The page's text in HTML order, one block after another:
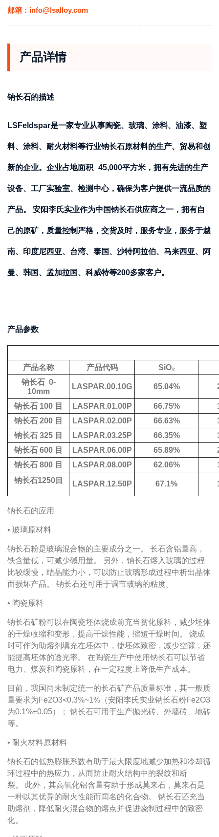
邮箱：info@lsalloy.com
产品详情
钠长石的描述
LSFeldspar是一家专业从事陶瓷、玻璃、涂料、油漆、塑
料、涂料、耐火材料等行业钠长石原材料的生产、贸易和创
新的企业。企业占地面积 45,000平方米，拥有先进的生产
设备、工厂实验室、检测中心，确保为客户提供一流品质的
产品。 安阳李氏实业作为中国钠长石供应商之一，拥有自
己的原矿，质量控制严格，交货及时，服务专业，服务于越
南、印度尼西亚、台湾、泰国、沙特阿拉伯、 马来西亚、阿
曼、韩国、孟加拉国、科威特等200多家客户。
产品参数
产品名称 产品代码
SiO₂
钠长石 0-
10mm
LASPAR.00.10G 65.04%
钠长石 100 目 LASPAR.01.00P 66.75%
钠长石 200 目 LASPAR.02.00P 66.63%
钠长石 325 目 LASPAR.03.25P 66.35%
钠长石 600 目 LASPAR.06.00P 65.89%
钠长石 800 目 LASPAR.08.00P 62.06%
钠长石1250目
LASPAR.12.50P 67.1%
钠长石的应用
• 玻璃原材料
钠长石粉是玻璃混合物的主要成分之一。
长石含铝量高，
铁含量低，可减少碱用量。
另外，钠长石熔入玻璃的过程
比较缓慢，结晶能力小，可以防止玻璃形成过程中析出晶体
而损坏产品。
钠长石还可用于调节玻璃的粘度。
• 陶瓷原料
钠长石矿粉可以在陶瓷坯体烧成前充当贫化原料，减少坯体
的干燥收缩和变形，提高干燥性能，缩短干燥时间。
烧成
时可作为助熔剂填充在坯体中，使坯体致密，减少空隙，还
能提高坯体的透光率。
在陶瓷生产中使用钠长石可以节省
电力、煤炭和陶瓷原料，在一定程度上降低生产成本。
目前，我国尚未制定统一的长石矿产品质量标准，其一般质
量要求为Fe2O3<0.3%~1% （安阳李氏实业钠长石粉Fe2O3
为0.1%±0.05）； 钠长石可用于生产抛光砖、外墙砖、地砖
等。
• 耐火材料原材料
钠长石的低热膨胀系数有助于最大限度地减少加热和冷却循
环过程中的热应力，从而防止耐火结构中的裂纹和断
裂。
此外，其高氧化铝含量有助于形成莫来石，莫来石是
一种以其优异的耐火性能而闻名的化合物。
钠长石还充当
助熔剂，降低耐火混合物的熔点并促进烧制过程中的致密
化。